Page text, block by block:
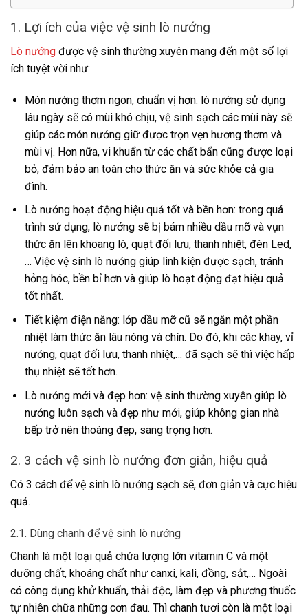
1. Lợi ích của việc vệ sinh lò nướng
Lò nướng được vệ sinh thường xuyên mang đến một số lợi
ích tuyệt vời như:
Món nướng thơm ngon, chuẩn vị hơn: lò nướng sử dụng
lâu ngày sẽ có mùi khó chịu, vệ sinh sạch các mùi này sẽ
giúp các món nướng giữ được trọn vẹn hương thơm và
mùi vị. Hơn nữa, vi khuẩn từ các chất bẩn cũng được loại
bỏ, đảm bảo an toàn cho thức ăn và sức khỏe cả gia
đình.
Lò nướng hoạt động hiệu quả tốt và bền hơn: trong quá
trình sử dụng, lò nướng sẽ bị bám nhiều dầu mỡ và vụn
thức ăn lên khoang lò, quạt đối lưu, thanh nhiệt, đèn Led,
… Việc vệ sinh lò nướng giúp linh kiện được sạch, tránh
hỏng hóc, bền bỉ hơn và giúp lò hoạt động đạt hiệu quả
tốt nhất.
Tiết kiệm điện năng: lớp dầu mỡ cũ sẽ ngăn một phần
nhiệt làm thức ăn lâu nóng và chín. Do đó, khi các khay, vỉ
nướng, quạt đối lưu, thanh nhiệt,… đã sạch sẽ thì việc hấp
thụ nhiệt sẽ tốt hơn.
Lò nướng mới và đẹp hơn: vệ sinh thường xuyên giúp lò
nướng luôn sạch và đẹp như mới, giúp không gian nhà
bếp trở nên thoáng đẹp, sang trọng hơn.
2. 3 cách vệ sinh lò nướng đơn giản, hiệu quả
Có 3 cách để vệ sinh lò nướng sạch sẽ, đơn giản và cực hiệu
quả.
2.1. Dùng chanh để vệ sinh lò nướng
Chanh là một loại quả chứa lượng lớn vitamin C và một
dưỡng chất, khoáng chất như canxi, kali, đồng, sắt,… Ngoài
có công dụng khử khuẩn, thải độc, làm đẹp và phương thuốc
tự nhiên chữa những cơn đau. Thì chanh tươi còn là một loại